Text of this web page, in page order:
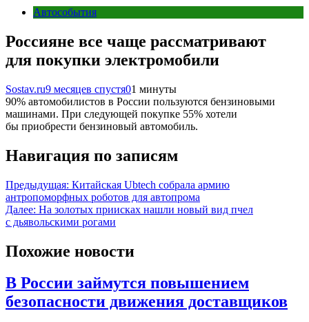
Автособытия
Россияне все чаще рассматривают
для покупки электромобили
Sostav.ru9 месяцев спустя01 минуты
90% автомобилистов в России пользуются бензиновыми
машинами. При следующей покупке 55% хотели
бы приобрести бензиновый автомобиль.
Навигация по записям
Предыдущая: Китайская Ubtech собрала армию
антропоморфных роботов для автопрома
Далее: На золотых приисках нашли новый вид пчел
с дьявольскими рогами
Похожие новости
В России займутся повышением
безопасности движения доставщиков